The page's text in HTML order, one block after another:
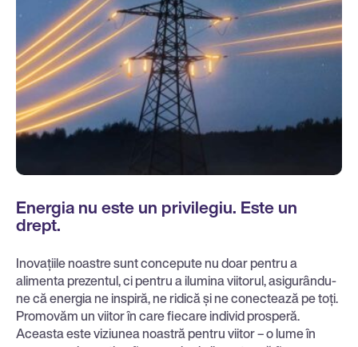
Energia nu este un privilegiu. Este un
drept.
Inovațiile noastre sunt concepute nu doar pentru a
alimenta prezentul, ci pentru a ilumina viitorul, asigurându-
ne că energia ne inspiră, ne ridică și ne conectează pe toți.
Promovăm un viitor în care fiecare individ prosperă.
Aceasta este viziunea noastră pentru viitor – o lume în